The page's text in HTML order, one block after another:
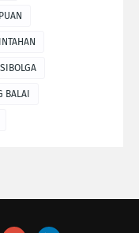
SIBOLGA
BALAI